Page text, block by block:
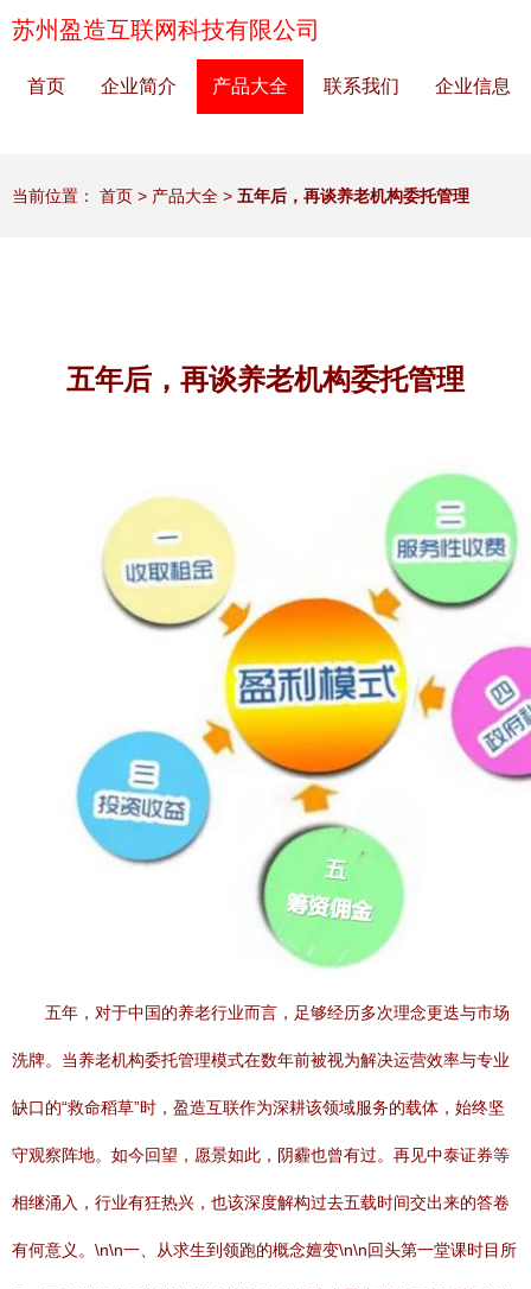
苏州盈造互联网科技有限公司
首页 企业简介 产品大全 联系我们 企业信息
当前位置： 首页 > 产品大全 > 五年后，再谈养老机构委托管理
五年后，再谈养老机构委托管理
五年，对于中国的养老行业而言，足够经历多次理念更迭与市场
洗牌。当养老机构委托管理模式在数年前被视为解决运营效率与专业
缺口的“救命稻草”时，盈造互联作为深耕该领域服务的载体，始终坚
守观察阵地。如今回望，愿景如此，阴霾也曾有过。再见中泰证券等
相继涌入，行业有狂热兴，也该深度解构过去五载时间交出来的答卷
有何意义。\n\n一、从求生到领跑的概念嬗变\n\n回头第一堂课时目所